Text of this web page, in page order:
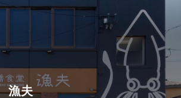
漁夫